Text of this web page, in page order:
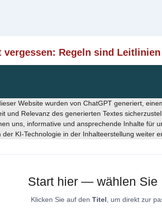
vergessen: Regeln sind
Website wurden von ChatGPT generiert,
und Relevanz des generierten Textes
uns, informative und ansprechende Inhalte für
KI-Technologie in der Inhalteerstellung weiter
Start hier — wählen Sie
Klicken Sie auf den Titel , um direkt zur